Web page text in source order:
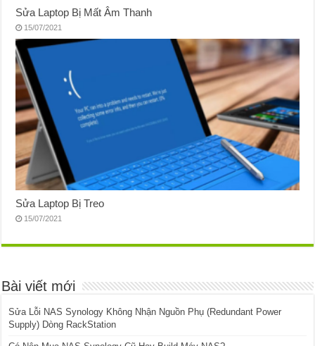
Sửa Laptop Bị Mất Âm Thanh
15/07/2021
Sửa Laptop Bị Treo
15/07/2021
Bài viết mới
Sửa Lỗi NAS Synology Không Nhận Nguồn Phụ (Redundant Power
Supply) Dòng RackStation